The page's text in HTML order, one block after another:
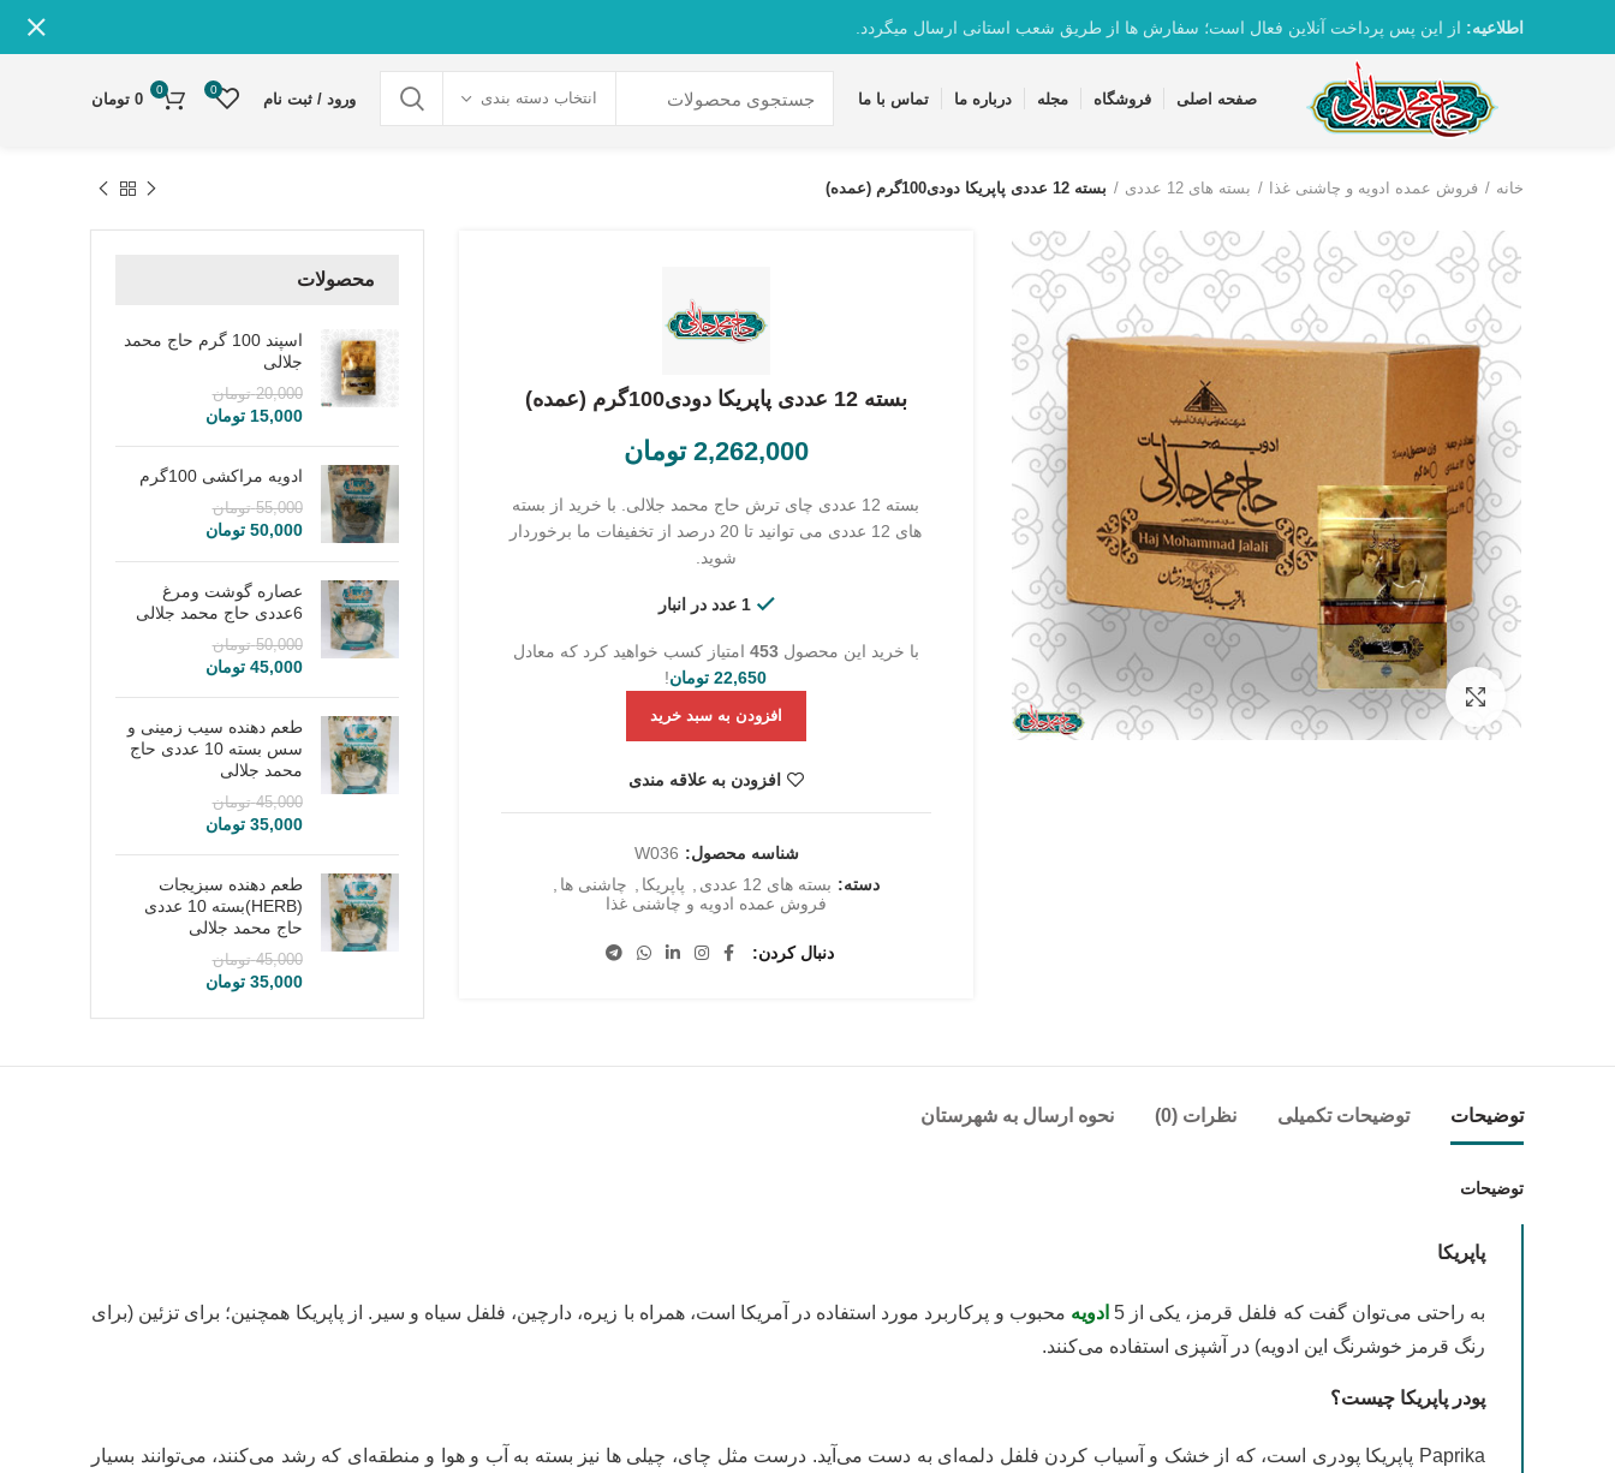
تماس با واحد پشتیبانی 09361163082
صفحه اصلی فروشگاه مجله درباره ما تماس با ما انتخاب دسته بندی ورود / ثبت نام 0
0
0 تومان
خانه فروش عمده ادویه و چاشنی غذا بسته های 12 عددی بسته 12 عددی پاپریکا دودی100گرم (عمده)
بزرگنمایی تصویر
بسته 12 عددی پاپریکا دودی100گرم (عمده)
2,262,000 تومان
بسته 12 عددی چای ترش حاج محمد جلالی. با خرید از بسته
های 12 عددی می توانید تا 20 درصد از تخفیفات ما برخوردار
شوید.
1 عدد در انبار
با خرید این محصول453 امتیاز کسب خواهید کرد که معادل
22,650 تومان!
افزودن به سبد خرید
افزودن به علاقه مندی
شناسه محصول: W036
دسته: بسته های 12 عددی پاپریکا چاشنی ها
فروش عمده ادویه و چاشنی غذا
دنبال کردن
محصولات
اسپند 100 گرم حاج محمد
جلالی
20,000 تومان
15,000 تومان
ادویه مراکشی 100گرم
55,000 تومان
50,000 تومان
عصاره گوشت ومرغ
6عددی حاج محمد جلالی
50,000 تومان
45,000 تومان
طعم دهنده سیب زمینی و
سس بسته 10 عددی حاج
محمد جلالی
45,000 تومان
35,000 تومان
طعم دهنده سبزیجات
(HERB)بسته 10 عددی
حاج محمد جلالی
45,000 تومان
35,000 تومان
توضیحات توضیحات تکمیلی نظرات (0) نحوه ارسال به شهرستان
توضیحات
پاپریکا
به راحتی می‌توان گفت که فلفل قرمز، یکی از 5 ادویه محبوب و پرکاربرد مورد استفاده در آمریکا است، همراه با زیره، دارچین، فلفل سیاه و سیر. از پاپریکا همچنین؛ برای تزئین (برای
رنگ قرمز خوشرنگ این ادویه) در آشپزی استفاده می‌کنند.
پودر پاپریکا چیست؟
Paprika پاپریکا پودری است، که از خشک و آسیاب کردن فلفل دلمه‌ای به دست می‌آید. درست مثل چای، چیلی ها نیز بسته به آب و هوا و منطقه‌ای که رشد می‌کنند، می‌توانند بسیار
اطلاعیه: از این پس پرداخت آنلاین فعال است؛ سفارش ها از طریق شعب استانی ارسال میگردد.